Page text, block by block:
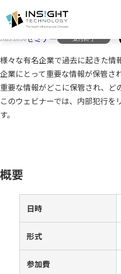
製品カテゴリー別
キーワードから探す
企業理念
【11/28（火）｜
2023.10.30セミナー 受付終了
様々な有名企業で過去に起きた情
企業にとって重要な情報が保管さ
重要な情報がどこに保管され、ど
このウェビナーでは、内部犯行
す。
概要
日時
形式
参加費